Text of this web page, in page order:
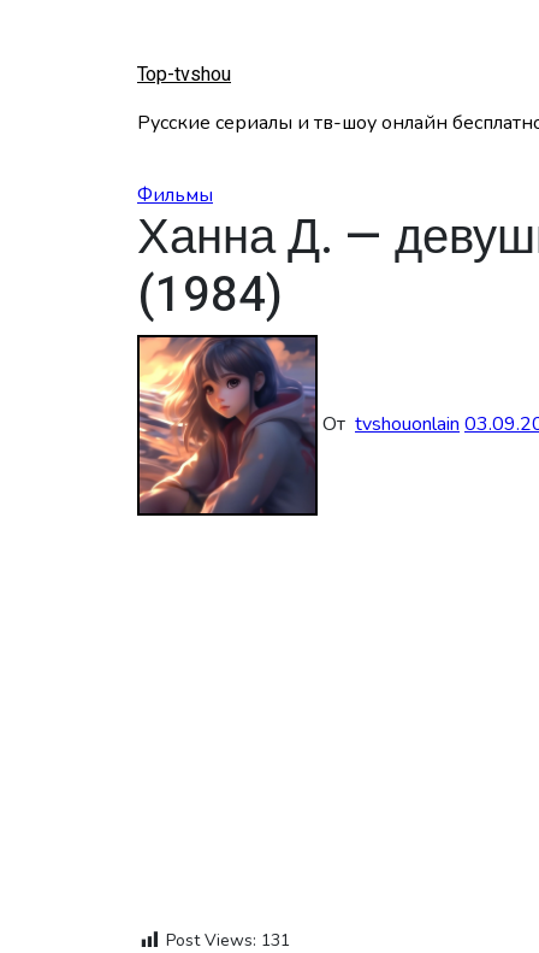
Top-tvshou
Русские сериалы и тв-шоу онлайн
Фильмы
Ханна Д. —
(1984)
От tvshouonlain
Post Views: 131